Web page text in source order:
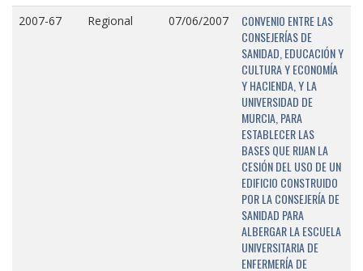
2007-67 Regional 07/06/2007
CONVENIO ENTRE LAS
CONSEJERÍAS DE
SANIDAD, EDUCACIÓN Y
CULTURA Y ECONOMÍA
Y HACIENDA, Y LA
UNIVERSIDAD DE
MURCIA, PARA
ESTABLECER LAS
BASES QUE RIJAN LA
CESIÓN DEL USO DE UN
EDIFICIO CONSTRUIDO
POR LA CONSEJERÍA DE
SANIDAD PARA
ALBERGAR LA ESCUELA
UNIVERSITARIA DE
ENFERMERÍA DE